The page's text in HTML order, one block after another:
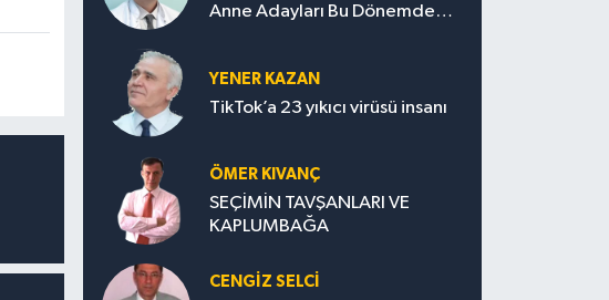
Anne Adayları Bu Dönemde
YENER KAZAN
TikTok’a 23 yıkıcı virüsü insanı
ÖMER KIVANÇ
SEÇİMİN TAVŞANLARI VE
KAPLUMBAĞA
CENGİZ SELCİ